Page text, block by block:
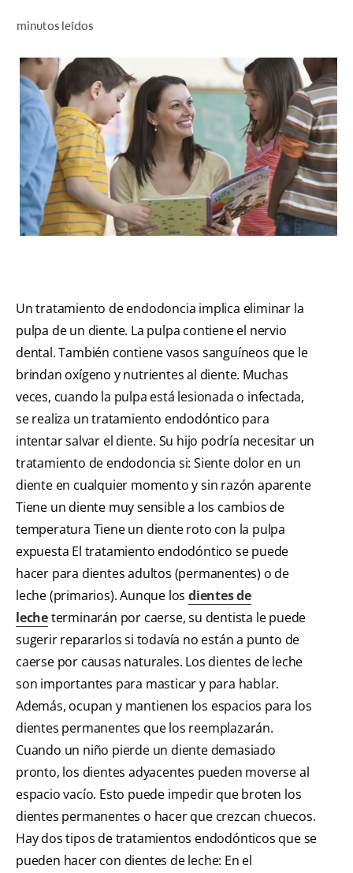
PARA PROFESIONALES
CUPONES
CO (ES)
SUSCRÍBETE
minutos leídos
Un tratamiento de endodoncia implica eliminar la
pulpa de un diente. La pulpa contiene el nervio
dental. También contiene vasos sanguíneos que le
brindan oxígeno y nutrientes al diente. Muchas
veces, cuando la pulpa está lesionada o infectada,
se realiza un tratamiento endodóntico para
intentar salvar el diente. Su hijo podría necesitar un
tratamiento de endodoncia si: Siente dolor en un
diente en cualquier momento y sin razón aparente
Tiene un diente muy sensible a los cambios de
temperatura Tiene un diente roto con la pulpa
expuesta El tratamiento endodóntico se puede
hacer para dientes adultos (permanentes) o de
leche (primarios). Aunque losdientes de
lecheterminarán por caerse, su dentista le puede
sugerir repararlos si todavía no están a punto de
caerse por causas naturales. Los dientes de leche
son importantes para masticar y para hablar.
Además, ocupan y mantienen los espacios para los
dientes permanentes que los reemplazarán.
Cuando un niño pierde un diente demasiado
pronto, los dientes adyacentes pueden moverse al
espacio vacío. Esto puede impedir que broten los
dientes permanentes o hacer que crezcan chuecos.
Hay dos tipos de tratamientos endodónticos que se
pueden hacer con dientes de leche: En el